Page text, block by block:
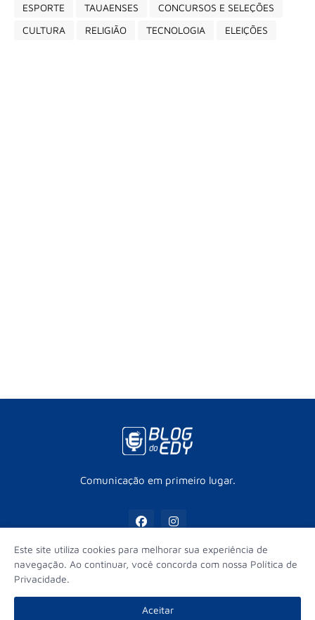
ESPORTE
TAUAENSES
CONCURSOS E SELEÇÕES
CULTURA
RELIGIÃO TECNOLOGIA ELEIÇÕES
Comunicação em primeiro lugar.
© Edy Fernandes - Todos os direitos reservados
Este site utiliza cookies para melhorar sua experiência de
navegação. Ao continuar, você concorda com nossa Política de
Privacidade.
Aceitar